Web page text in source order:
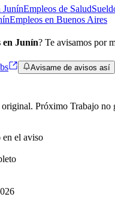
JunínEmpleos de Salud
Empleos en Buenos Aires
en Junín? Te avisamos por
Avisame de avisos así
Próximo Trabajo no
el aviso